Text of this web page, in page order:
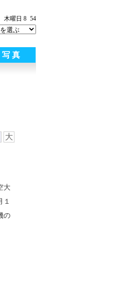
木曜日 8 54
写 真
大
大
１
の